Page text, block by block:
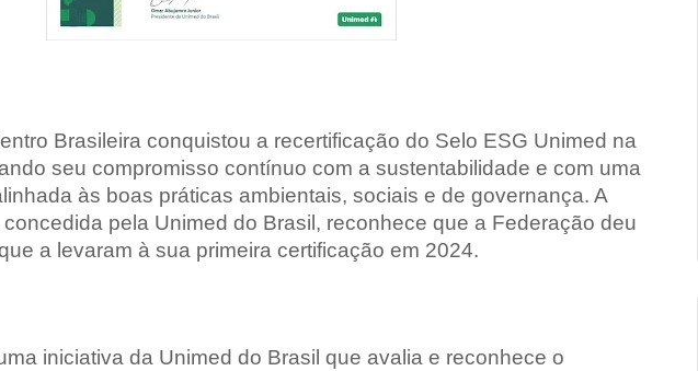
Brasileira conquistou a recertificação do Selo ESG Unimed na
seu compromisso contínuo com a sustentabilidade e com uma
às boas práticas ambientais, sociais e de governança. A
pela Unimed do Brasil, reconhece que a Federação deu
a levaram à sua primeira certificação em 2024.
iniciativa da Unimed do Brasil que avalia e reconhece o